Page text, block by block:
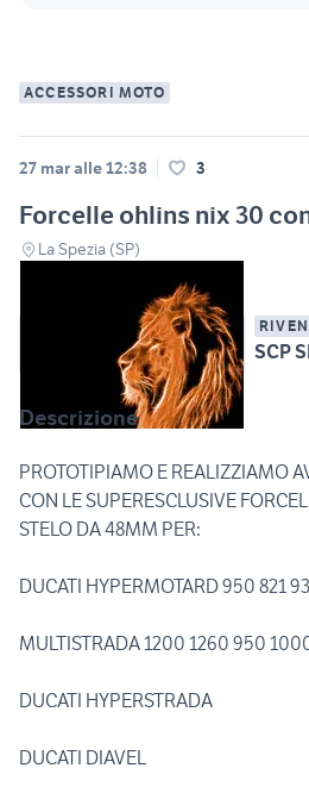
ACCESSORI MOTO
27 mar alle 12:38 3
Forcelle ohlins nix 30
La Spezia (SP)
Descrizione
PROTOTIPIAMO E REALIZZIAMO
CON LE SUPERESCLUSIVE
STELO DA 48MM PER:
DUCATI HYPERMOTARD 950 821
MULTISTRADA 1200 1260 950
DUCATI HYPERSTRADA
DUCATI DIAVEL